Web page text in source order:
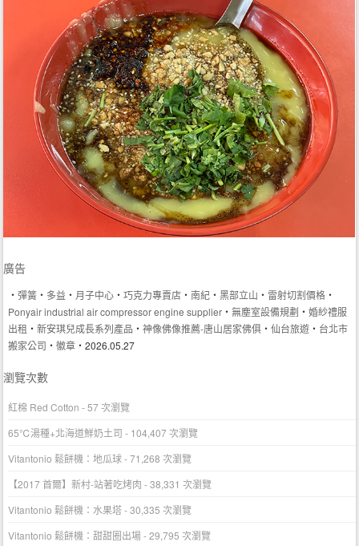
廣告
‧彈簧 ‧ 多益 ‧ 月子中心 ‧巧克力專賣店 ‧南紀 ‧黑部立山 ‧ 雷射切割價格 ‧
Ponyair industrial air compressor engine supplier ‧無塵室設備規劃 ‧婚紗禮服
出租 ‧新安琪兒成長系列產品 ‧神像佛像推薦-唐山居家佛俱 ‧仙台旅遊 ‧ 台北市
搬家公司 ‧徽章 ‧2026.05.27
瀏覽次數
紅棉 Red Cotton - 57 次瀏覽
65℃湯種+北海道鮮奶土司 - 104,407 次瀏覽
Vitantonio 鬆餅機：地瓜球- 71,268 次瀏覽
【2017 首爾】新村-站著吃烤肉 - 38,331 次瀏覽
Vitantonio 鬆餅機：水果塔- 30,335 次瀏覽
Vitantonio 鬆餅機：甜甜圈出場- 29,795 次瀏覽